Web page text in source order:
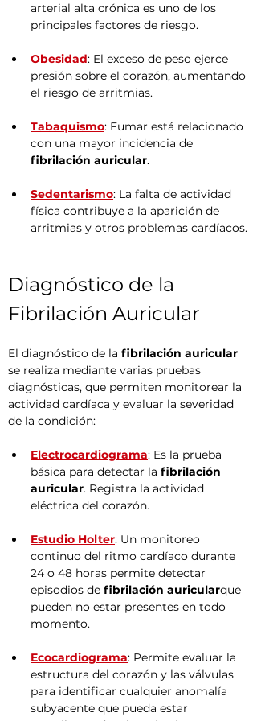
arterial alta crónica es uno de los
principales factores de riesgo.
Obesidad: El exceso de peso ejerce
presión sobre el corazón, aumentando
el riesgo de arritmias.
Tabaquismo: Fumar está relacionado
con una mayor incidencia de
fibrilación auricular.
Sedentarismo: La falta de actividad
física contribuye a la aparición de
arritmias y otros problemas cardíacos.
Diagnóstico de la
Fibrilación Auricular
El diagnóstico de la fibrilación auricular
se realiza mediante varias pruebas
diagnósticas, que permiten monitorear la
actividad cardíaca y evaluar la severidad
de la condición:
Electrocardiograma: Es la prueba
básica para detectar la fibrilación
auricular. Registra la actividad
eléctrica del corazón.
Estudio Holter: Un monitoreo
continuo del ritmo cardíaco durante
24 o 48 horas permite detectar
episodios de fibrilación auricularque
pueden no estar presentes en todo
momento.
Ecocardiograma: Permite evaluar la
estructura del corazón y las válvulas
para identificar cualquier anomalía
subyacente que pueda estar